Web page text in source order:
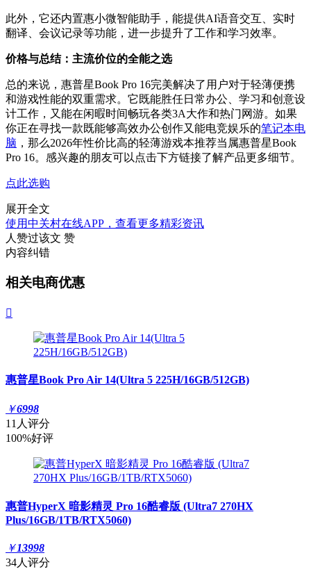
此外，它还内置惠小微智能助手，能提供AI语音交互、实时
翻译、会议记录等功能，进一步提升了工作和学习效率。
价格与总结：主流价位的全能之选
总的来说，惠普星Book Pro 16完美解决了用户对于轻薄便携
和游戏性能的双重需求。它既能胜任日常办公、学习和创意设
计工作，又能在闲暇时间畅玩各类3A大作和热门网游。如果
你正在寻找一款既能够高效办公创作又能电竞娱乐的笔记本电
脑 ，那么2026年性价比高的轻薄游戏本推荐当属惠普星Book
Pro 16。感兴趣的朋友可以点击下方链接了解产品更多细节。
点此选购
展开全文
使用中关村在线APP，查看更多精彩资讯
人赞过该文 赞
内容纠错
相关电商优惠

惠普星Book Pro Air 14(Ultra 5 225H/16GB/512GB)
￥6998
11人评分
100%好评
惠普HyperX 暗影精灵 Pro 16酷睿版 (Ultra7 270HX
Plus/16GB/1TB/RTX5060)
￥13998
34人评分